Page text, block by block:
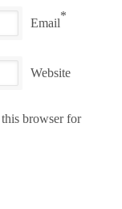
Email
*
Website
browser for